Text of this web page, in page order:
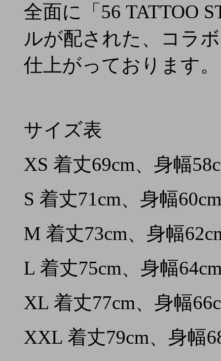
全面に「56 TATTOO
ルが配された、コラ
仕上がっております。
サイズ表
XS 着丈69cm、身幅
S 着丈71cm、身幅
M 着丈73cm、身幅
L 着丈75cm、身幅
XL 着丈77cm、身幅
XXL 着丈79cm、身幅